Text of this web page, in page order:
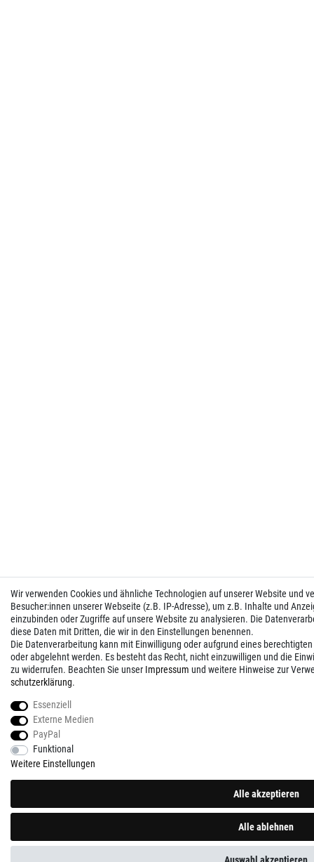
Wir verwenden Cookies und ähnliche Technologien auf unserer Website und
Besucher:innen unserer Webseite (z.B. IP-Adresse), um z.B. Inhalte und
einzubinden oder Zugriffe auf unsere Website zu analysieren. Die
diese Daten mit Dritten, die wir in den Einstellungen benennen.
Die Datenverarbeitung kann mit Einwilligung oder aufgrund eines
oder abgelehnt werden. Es besteht das Recht, nicht einzuwilligen und die
zu widerrufen. Beachten Sie unser Impressum und weitere Hinweise zur
schutz­erklärung.
Essenziell
Externe Medien
PayPal
Funktional
Weitere Einstellungen
Alle akzeptieren
Alle ablehnen
Auswahl akzeptieren